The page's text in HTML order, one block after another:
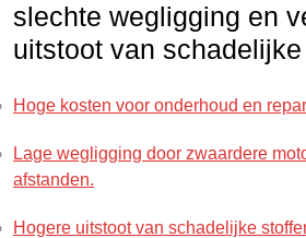
slechte wegligging en
uitstoot van
Hoge kosten voor onderhoud en
Lage wegligging door zwaardere
afstanden.
Hogere uitstoot van schadelijke